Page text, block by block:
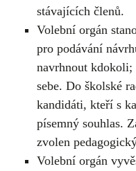
stávajících členů.
Volební orgán
pro podávání
navrhnout kdokoli;
sebe. Do školské
kandidáti, kteří s
písemný souhlas.
zvolen
Volební orgán